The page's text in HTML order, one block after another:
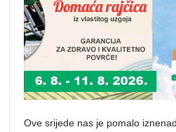
Ove srijede nas je pomalo